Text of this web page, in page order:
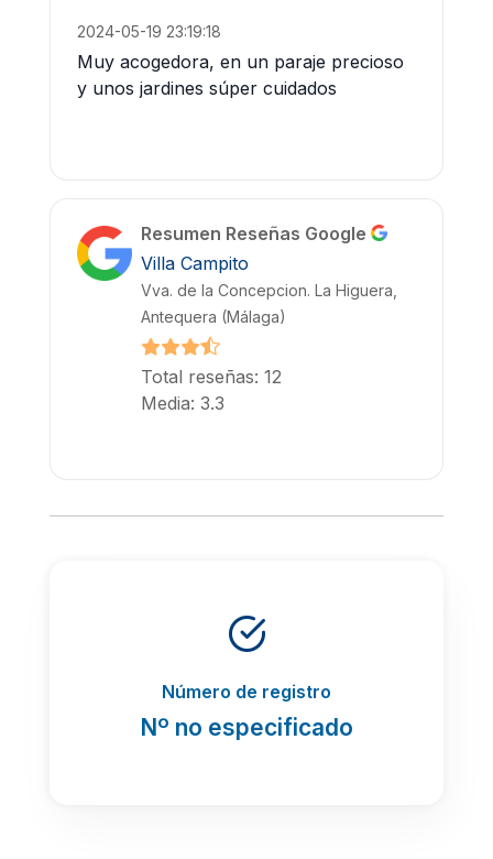
2024-05-19 23:19:18
Muy acogedora, en un paraje precioso
y unos jardines súper cuidados
Resumen Reseñas Google
Villa Campito
Vva. de la Concepcion. La Higuera,
Antequera (Málaga)
Total reseñas: 12
Media: 3.3
Número de registro
Nº no especificado